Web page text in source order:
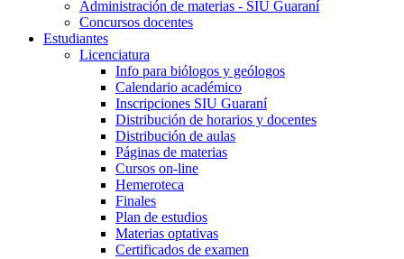
Administración de materias - SIU Guaraní
Concursos docentes
Estudiantes
Licenciatura
Info para biólogos y geólogos
Calendario académico
Inscripciones SIU Guaraní
Distribución de horarios y docentes
Distribución de aulas
Páginas de materias
Cursos on-line
Hemeroteca
Finales
Plan de estudios
Materias optativas
Certificados de examen